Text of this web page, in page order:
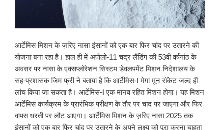
आर्टेमिस मिशन के ज़रिए नासा इंसानों को एक बार फिर चांद पर उतारने की
योजना बना रहा है। हाल ही में अपोलो-11 चंद्र लैंडिंग की 53वीं वर्षगांठ के
अवसर पर नासा के एक्सप्लोरेशन सिस्टम डेवलपमेंट मिशन निदेशालय के
सह-प्रशासक जिम फ्री ने बताया है कि आर्टेमिस-I मेगा मून रॉकेट जल्द ही
लांच किया जा सकता है। आर्टेमिस-I एक मानव रहित मिशन होगा। यह मिशन
आर्टेमिस कार्यक्रम के प्रारंभिक परीक्षण के तौर पर चांद पर जाएगा और फिर
वापस धरती पर लौट आएगा। आर्टेमिस मिशन के ज़रिए नासा 2025 तक
इंसानों को एक बार फिर चांद पर उतारने के अपने लक्ष्य को पूरा करना चाहता